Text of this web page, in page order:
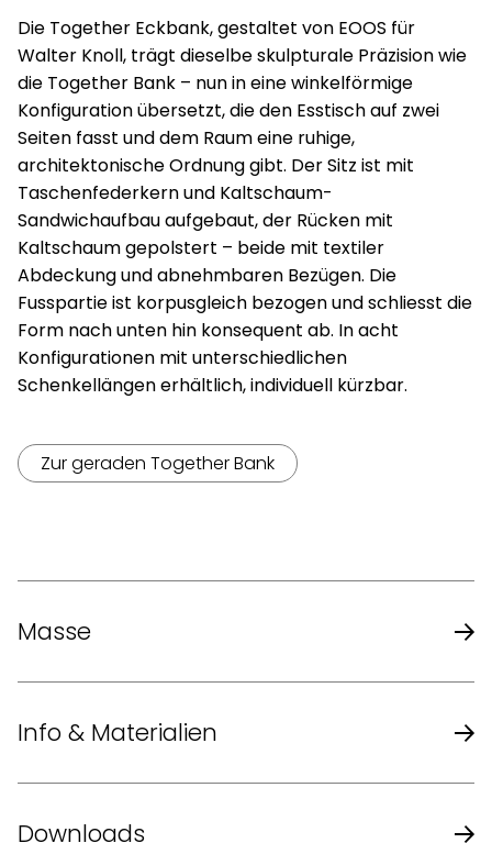
Die Together Eckbank, gestaltet von EOOS für
Walter Knoll, trägt dieselbe skulpturale Präzision wie
die Together Bank – nun in eine winkelförmige
Konfiguration übersetzt, die den Esstisch auf zwei
Seiten fasst und dem Raum eine ruhige,
architektonische Ordnung gibt. Der Sitz ist mit
Taschenfederkern und Kaltschaum-
Sandwichaufbau aufgebaut, der Rücken mit
Kaltschaum gepolstert – beide mit textiler
Abdeckung und abnehmbaren Bezügen. Die
Fusspartie ist korpusgleich bezogen und schliesst die
Form nach unten hin konsequent ab. In acht
Konfigurationen mit unterschiedlichen
Schenkellängen erhältlich, individuell kürzbar.
Zur geraden Together Bank
Masse
(rechts) – Masse (B x T x H)
Info & Materialien
Downloads